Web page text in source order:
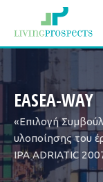
EASEA-WAY
«Επιλογή
υλοποίησης του
IPA ADRIATIC